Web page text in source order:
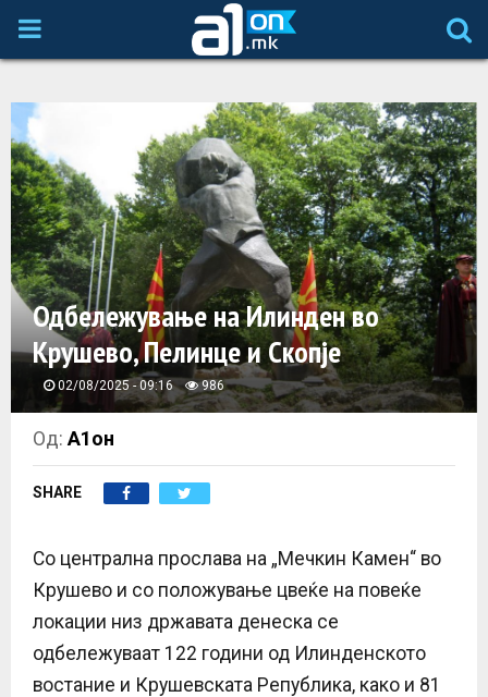
P
I
M
A
R
M
E
N
U
Одбележување на Илинден во
Крушево, Пелинце и Скопје
02/08/2025 - 09:16 986
Од:А1он
SHARE
Со централна прослава на „Мечкин Камен“ во
Крушево и со положување цвеќе на повеќе
локации низ државата денеска се
одбележуваат 122 години од Илинденското
востание и Крушевската Република, како и 81